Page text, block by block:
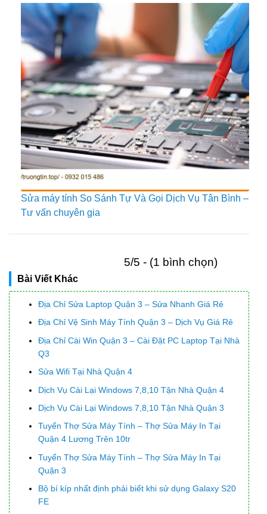
Sửa máy tính So Sánh Tự Và Gọi Dịch Vụ Tân Bình –
Tư vấn chuyên gia
5/5 - (1 bình chọn)
Bài Viết Khác
Địa Chỉ Sửa Laptop Quận 3 – Sửa Nhanh Giá Rẻ
Địa Chỉ Vệ Sinh Máy Tính Quận 3 – Dịch Vụ Giá Rẻ
Địa Chỉ Cài Win Quận 3 – Cài Đặt PC Laptop Tại Nhà
Q3
Sửa Wifi Tại Nhà Quận 4
Dịch Vụ Cài Lại Windows 7,8,10 Tận Nhà Quận 4
Dịch Vụ Cài Lại Windows 7,8,10 Tận Nhà Quận 3
Tuyển Thợ Sửa Máy Tính – Thợ Sửa Máy In Tại
Quận 4 Lương Trên 10tr
Tuyển Thợ Sửa Máy Tính – Thợ Sửa Máy In Tại
Quận 3
Bộ bí kíp nhất định phải biết khi sử dụng Galaxy S20
FE